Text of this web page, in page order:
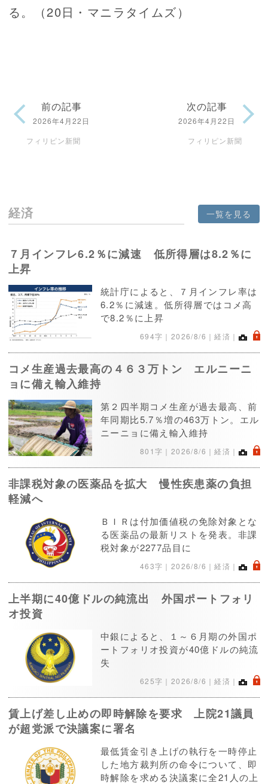
る。（20日・マニラタイムズ）
前の記事
2026年4月22日
フィリピン新聞
次の記事
2026年4月22日
フィリピン新聞
経済 一覧を見る
７月インフレ6.2％に減速 低所得層は8.2％に
上昇
統計庁によると、７月インフレ率は
6.2％に減速。低所得層ではコメ高
で8.2％に上昇
694字｜ 2026/8/6 ｜経済｜ .
コメ生産過去最高の４６３万トン エルニーニ
ョに備え輸入維持
第２四半期コメ生産が過去最高、前
年同期比5.7％増の463万トン。エル
ニーニョに備え輸入維持
801字｜ 2026/8/6 ｜経済｜ .
非課税対象の医薬品を拡大 慢性疾患薬の負担
軽減へ
ＢＩＲは付加価値税の免除対象とな
る医薬品の最新リストを発表。非課
税対象が2277品目に
463字｜ 2026/8/6 ｜経済｜ .
上半期に40億ドルの純流出 外国ポートフォリ
オ投資
中銀によると、１～６月期の外国ポ
ートフォリオ投資が40億ドルの純流
失
625字｜ 2026/8/6 ｜経済｜ .
賃上げ差し止めの即時解除を要求 上院21議員
が超党派で決議案に署名
最低賃金引き上げの執行を一時停止
した地方裁判所の命令について、即
時解除を求める決議案に全21人の上